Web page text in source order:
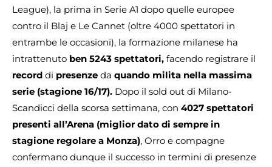
League), la prima in Serie A1 dopo quelle europee
contro il Blaj e Le Cannet (oltre 4000 spettatori in
entrambe le occasioni), la formazione milanese ha
intrattenuto ben 5243 spettatori, facendo registrare il
record di presenze da quando milita nella massima
serie (stagione 16/17). Dopo il sold out di Milano-
Scandicci della scorsa settimana, con 4027 spettatori
presenti all’Arena (miglior dato di sempre in
stagione regolare a Monza), Orro e compagne
confermano dunque il successo in termini di presenze